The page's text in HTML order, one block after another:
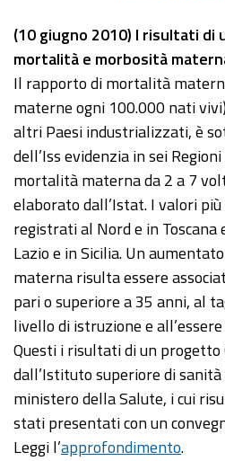
(10 giugno 2010) I risultati di
mortalità e morbosità
Il rapporto di mortalità
materne ogni 100.000 nati
altri Paesi industrializzati, è
dell’Iss evidenzia in sei
mortalità materna da 2 a 7
elaborato dall’Istat. I valori
registrati al Nord e in
Lazio e in Sicilia. Un
materna risulta essere
pari o superiore a 35 anni, al
livello di istruzione e
Questi i risultati di un progetto
dall’Istituto superiore di
ministero della Salute, i cui
stati presentati con un
Leggi l’approfondimento.